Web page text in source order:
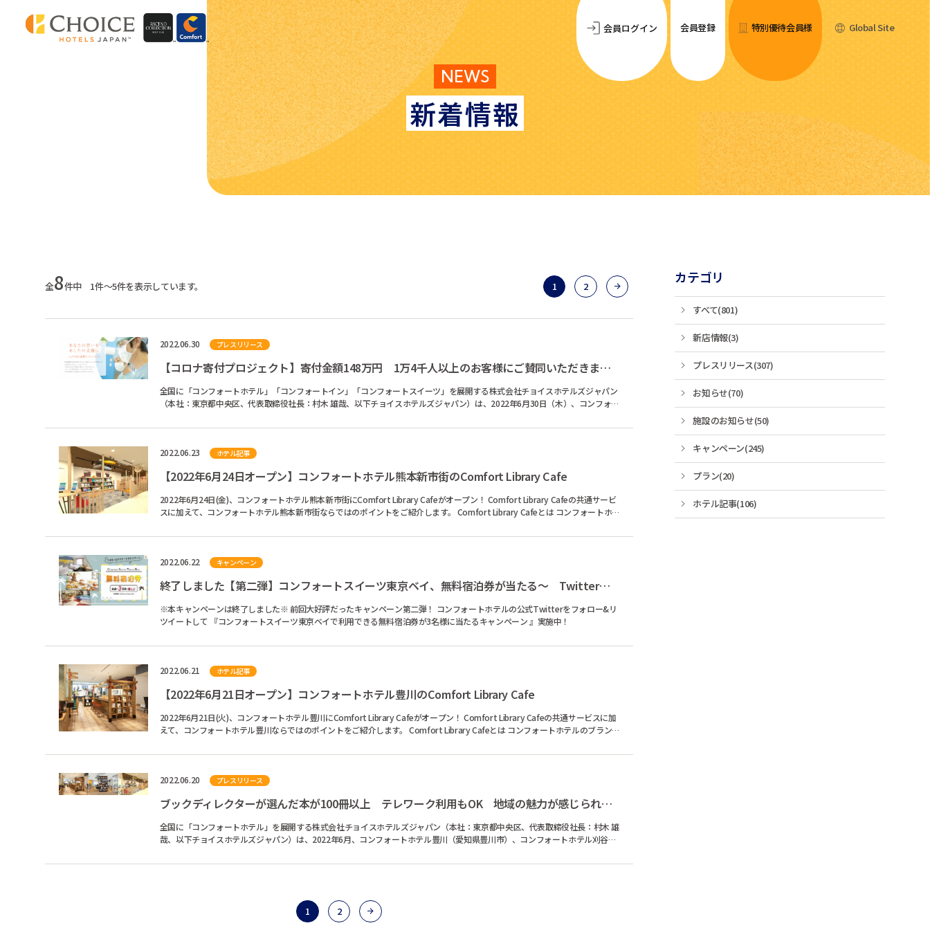
NEWS
新着情報
会員ログイン 会員登録 特別優待会員様 Global Site
全8件中 1件～5件を表示しています。 1 2
2022.06.30 プレスリリース
【コロナ寄付プロジェクト】寄付金額148万円 1万4千人以上のお客様にご賛同いただきました 予約1件につ...
全国に「コンフォートホテル」「コンフォートイン」「コンフォートスイーツ」を展開する株式会社チョイスホテルズジャパン
（本社：東京都中央区、代表取締役社長：村木 雄哉、以下チョイスホテルズジャパン）は、2022年6月30日（木）、コンフォー
2022.06.23 ホテル記事
【2022年6月24日オープン】コンフォートホテル熊本新市街のComfort Library Cafe
2022年6月24日(金)、コンフォートホテル熊本新市街にComfort Library Cafeがオープン！ Comfort Library Cafeの共通サービ
スに加えて、コンフォートホテル熊本新市街ならではのポイントをご紹介します。 Comfort Library Cafeとは コンフォートホ
2022.06.22 キャンペーン
終了しました【第二弾】コンフォートスイーツ東京ベイ、無料宿泊券が当たる〜 Twitterフォロー&リツイ...
※本キャンペーンは終了しました※ 前回大好評だったキャンペーン第二弾！ コンフォートホテルの公式Twitterをフォロー&リ
ツイートして 『コンフォートスイーツ東京ベイで利用できる無料宿泊券が3名様に当たるキャンペーン 』実施中！
2022.06.21 ホテル記事
【2022年6月21日オープン】コンフォートホテル豊川のComfort Library Cafe
2022年6月21日(火)、コンフォートホテル豊川にComfort Library Cafeがオープン！ Comfort Library Cafeの共通サービスに加
えて、コンフォートホテル豊川ならではのポイントをご紹介します。 Comfort Library Cafeとは コンフォートホテルのブラン
2022.06.20 プレスリリース
ブックディレクターが選んだ本が100冊以上 テレワーク利用もOK 地域の魅力が感じられるComfort Librar...
全国に「コンフォートホテル」を展開する株式会社チョイスホテルズジャパン（本社：東京都中央区、代表取締役社長：村木 雄
哉、以下チョイスホテルズジャパン）は、2022年6月、コンフォートホテル豊川（愛知県豊川市）、コンフォートホテル刈谷
1 2
カテゴリ
すべて(801)
新店情報(3)
プレスリリース(307)
お知らせ(70)
施設のお知らせ(50)
キャンペーン(245)
プラン(20)
ホテル記事(106)